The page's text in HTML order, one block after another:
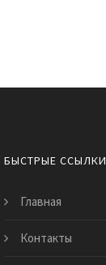
БЫСТРЫЕ ССЫЛКИ
Главная
Контакты